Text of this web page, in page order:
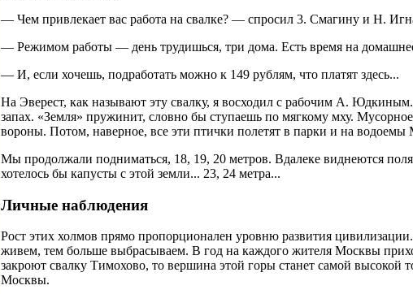
— Чем привлекает вас работа на свалке? — спросил 3. Смагину и Н.
— Режимом работы — день трудишься, три дома. Есть время на
— И, если хочешь, подработать можно к 149 рублям, что платят здесь...
На Эверест, как называют эту свалку, я восходил с рабочим А.
запах. «Земля» пружинит, словно бы ступаешь по мягкому мху.
вороны. Потом, наверное, все эти птички полетят в парки и на
Мы продолжали подниматься, 18, 19, 20 метров. Вдалеке виднеются
хотелось бы капусты с этой земли... 23, 24 метра...
Личные наблюдения
Рост этих холмов прямо пропорционален уровню развития
живем, тем больше выбрасываем. В год на каждого жителя Москвы
закроют свалку Тимохово, то вершина этой горы станет самой высокой
Москвы.